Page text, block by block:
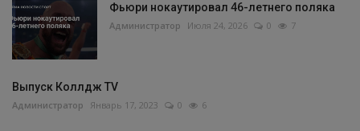
Фьюри нокаутировал 46-летнего поляка
Администратор Июля 24, 2026 0 7
Выпуск Коллдж TV
Администратор Январь 17, 2023 0 6